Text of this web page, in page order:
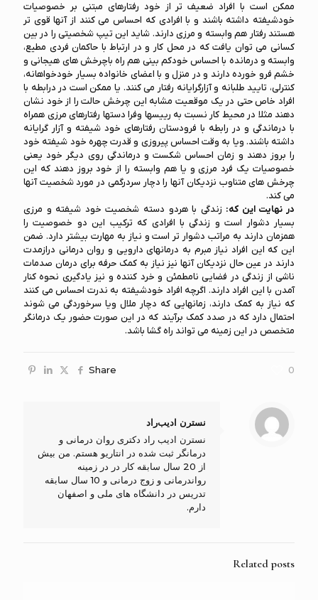
ممکن است با افراد ضعیف تر از خود رفتارهای مبتنی بر خصوصیات
خودشیفته داشته باشند و با افرادی که احساس می کنند از آنها قوی تر
هستند رفتار هم وابسته و مرزی دارند. شاید این تیپ شخصیتی را در بین
کسانی می توان یافت که در محل کار و در ارتباط با حاکمان فردی مطیع،
وابسته و درمانده با احساس خودکم بینی هم راه باچرخش های هیجانی و
خشم فرو خورده دارند و در منزل و با اعضای خانواده بسیار خودخواهانه،
کنترلی، تایید طلبانه و آزارگرایانه رفتار می کنند. یا ممکن است در درابطه با
افراد خاص حتی در یک موقعیت مشابه این چرخش حالت را از خود نشان
دهند مثلا در محیط کار نسبت به رییسها وفرا دستها رفتارهای مرزی همراه
با درماندگی و در رابطه با فرودستان رفتارهای خود شیفته و آزار گرایانه
داشته باشند. ویا به وقت احساس پیروزی و قدرت چهره خود شیفته خود
را بروز دهند و زمان احساس شکست و درماندگی روی دیگر خود یعنی
خصوصیات یک فرد مرزی و یا هم وابسته را از خود بروز دهند که این
چرخش های متناوب نزدیکان آنها را دچار سردرگمی در مورد شخصیت آنها
می کند.
در نهایت این که: زندگی با هردو دسته شخصیت خود شیفته و مرزی
بسیار دشوار است و زندگی با افرادی که ترکیب این دو خصوصیت را
همزمان دارند به مراتب دشوار تر است و نیاز به مهارت بیشتر دارد. ضمن
این که این افراد نیاز مبرم به درمانهای دارویی و روان درمانی درازمدت
دارند در عین حال نزدیکان آنها نیز نیاز به کمک حرفه برای درمان صدمات
ناشی از زندگی در فضایی نامطمئن و خرد کننده و نیز یادگیری نحوه کنار
آمدن با این افراد دارند. اگرچه افراد خودشیفته به ندرت احساس می کنند
که نیاز به کمک دارند، زمانهایی که دچار ملال ویا سرخوردگی می شوند
احتمال دارد که در صدد کمک برآیند که در این صورت حضور یک درمانگر
متخصص در این زمینه می تواند راه گشا باشد.
Share 0
نسترن ادیب‌راد
نسترن ادیب راد دکتری روان درمانی و
درمانگر ثبت شده در انتاریو هستم. من بیش
از 20 سال سابقه کار در در زمینه
رواندرمانی و زوج درمانی و 10 سال سابقه
تدریس در دانشگاه های ملی و اصفهان
دارم.
Related posts